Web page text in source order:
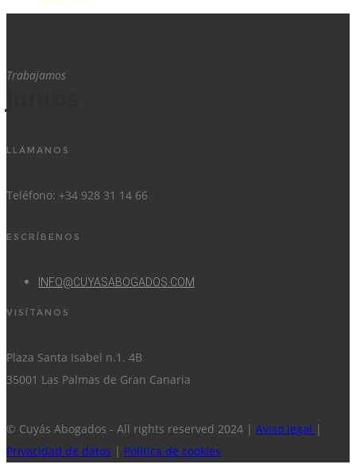
Trabajamos
LLÁMANOS
Teléfono: +34 928 31 14 66
ESCRÍBENOS
INFO@CUYASABOGADOS.COM
VISÍTANOS
Plaza Santa Isabel n.1. 4B
35001 Las Palmas de Gran Canaria
© Cuyás Abogados - All rights reserved 2024 | Aviso legal |
Privacidad de datos | Política de cookies